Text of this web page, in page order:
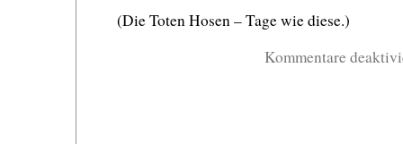
(Die Toten Hosen – Tage wie diese.)
Kommentare